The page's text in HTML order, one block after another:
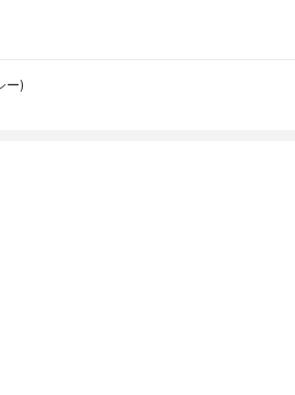
ー)